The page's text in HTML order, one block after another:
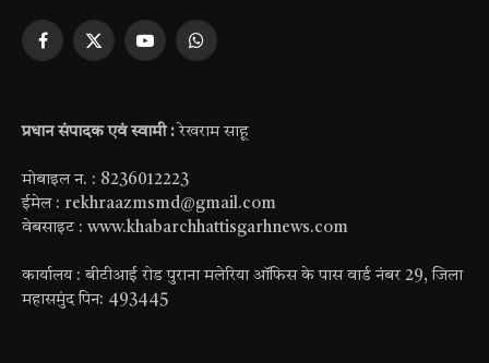
Facebook
X
YouTubeWhatsApp
प्रधान संपादक एवं स्वामी : रेखराम साहू
मोबाइल न. : 8236012223
ईमेल : rekhraazmsmd@gmail.com
वेबसाइट : www.khabarchhattisgarhnews.com
कार्यालय : बीटीआई रोड पुराना मलेरिया ऑफिस के पास वार्ड नंबर 29, जिला
महासमुंद पिन: 493445